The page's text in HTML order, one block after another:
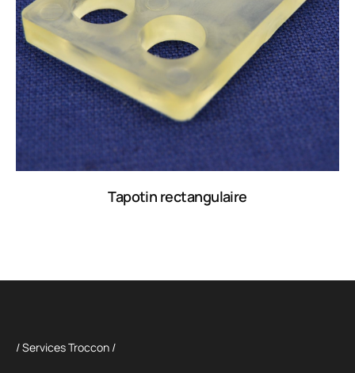
Tapotin rectangulaire
/ Services Troccon /